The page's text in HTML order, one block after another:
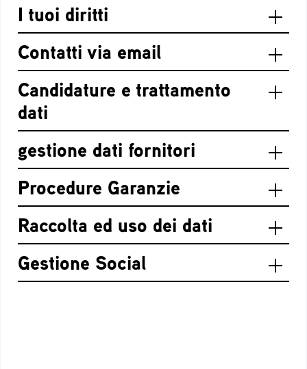
I tuoi diritti
Contatti via email
Candidature e trattamento
dati
gestione dati fornitori
Procedure Garanzie
Raccolta ed uso dei dati
Gestione Social